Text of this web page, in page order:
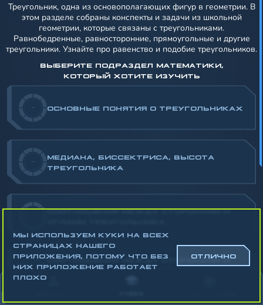
- ОСНОВНЫЕ ПОНЯТИЯ О ТРЕУГОЛЬНИКАХ
-
МЕДИАНА, БИССЕКТРИСА, ВЫСОТА
ТРЕУГОЛЬНИКА
СООТНОШЕНИЯ МЕЖДУ СТОРОНАМИ И
-
СООТНОШЕНИЯ МЕЖДУ СТОРОНАМИ И
УГЛАМИ ПРЯМОУГОЛЬНОГО
ВЫБЕРИТЕ ПОДРАЗДЕЛ МАТЕМАТИКИ,
КОТОРЫЙ ХОТИТЕ ИЗУЧИТЬ
Треугольник, одна из основополагающих фигур в геометрии. В
этом разделе собраны конспекты и задачи из школьной
геометрии, которые связаны с треугольниками.
Равнобедренные, равносторонние, прямоугольные и другие
треугольники. Узнайте про равенство и подобие треугольников.
МЫ ИСПОЛЬЗУЕМ КУКИ НА ВСЕХ
СТРАНИЦАХ НАШЕГО
ПРИЛОЖЕНИЯ, ПОТОМУ ЧТО БЕЗ
НИХ ПРИЛОЖЕНИЕ РАБОТАЕТ
ПЛОХО
ОТЛИЧНО